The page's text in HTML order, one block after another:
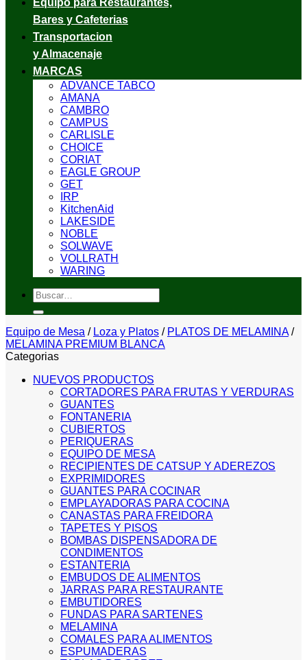
Equipo para Restaurantes,
Bares y Cafeterias
Transportacion
y Almacenaje
MARCAS
ADVANCE TABCO
AMANA
CAMBRO
CAMPUS
CARLISLE
CHOICE
CORIAT
EAGLE GROUP
GET
IRP
KitchenAid
LAKESIDE
NOBLE
SOLWAVE
VOLLRATH
WARING
Buscar
por:
Equipo de Mesa / Loza y Platos / PLATOS DE MELAMINA /
MELAMINA PREMIUM BLANCA
Categorias
NUEVOS PRODUCTOS
CORTADORES PARA FRUTAS Y VERDURAS
GUANTES
FONTANERIA
CUBIERTOS
PERIQUERAS
EQUIPO DE MESA
RECIPIENTES DE CATSUP Y ADEREZOS
EXPRIMIDORES
GUANTES PARA COCINAR
EMPLAYADORAS PARA COCINA
CANASTAS PARA FREIDORA
TAPETES Y PISOS
BOMBAS DISPENSADORA DE
CONDIMENTOS
ESTANTERIA
EMBUDOS DE ALIMENTOS
JARRAS PARA RESTAURANTE
EMBUTIDORES
FUNDAS PARA SARTENES
MELAMINA
COMALES PARA ALIMENTOS
ESPUMADERAS